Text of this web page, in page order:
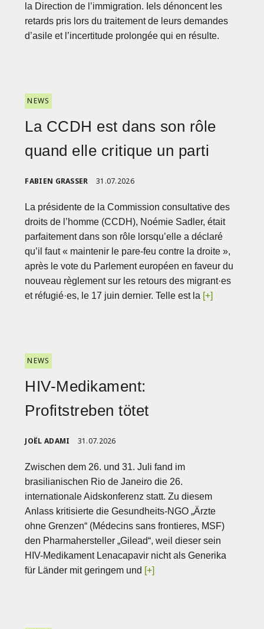
la Direction de l’immigration. Iels dénoncent les
retards pris lors du traitement de leurs demandes
d’asile et l’incertitude prolongée qui en résulte.
NEWS
La CCDH est dans son rôle
quand elle critique un parti
FABIEN GRASSER 31.07.2026
La présidente de la Commission consultative des
droits de l’homme (CCDH), Noémie Sadler, était
parfaitement dans son rôle lorsqu’elle a déclaré
qu’il faut « maintenir le pare-feu contre la droite »,
après le vote du Parlement européen en faveur du
nouveau règlement sur les retours des migrant·es
et réfugié·es, le 17 juin dernier. Telle est la [+]
NEWS
HIV-Medikament:
Profitstreben tötet
JOËL ADAMI 31.07.2026
Zwischen dem 26. und 31. Juli fand im
brasilianischen Rio de Janeiro die 26.
internationale Aidskonferenz statt. Zu diesem
Anlass kritisierte die Gesundheits-NGO „Ärzte
ohne Grenzen“ (Médecins sans frontieres, MSF)
den Pharmahersteller „Gilead“, weil dieser sein
HIV-Medikament Lenacapavir nicht als Generika
für Länder mit geringem und [+]